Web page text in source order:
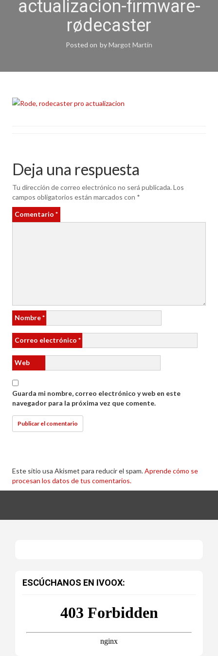
actualizacion-firmware-
rødecaster
Posted on byMargot Martín
Deja una respuesta
Tu dirección de correo electrónico no será publicada.Los
campos obligatorios están marcados con *
Comentario *
Nombre*
Correo electrónico *
Web
Guarda mi nombre, correo electrónico y web en este
navegador para la próxima vez que comente.
Este sitio usa Akismet para reducir el spam.Aprende cómo se
procesan los datos de tus comentarios.
ESCÚCHANOS EN IVOOX: